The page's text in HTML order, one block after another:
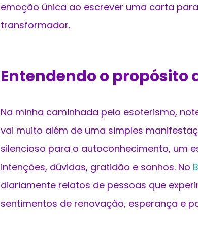
emoção única ao escrever uma carta
transformador.
Entendendo o propósito
Na minha caminhada pelo esoterismo,
vai muito além de uma simples
silencioso para o autoconhecimento, um
intenções, dúvidas, gratidão e sonhos. No
diariamente relatos de pessoas que
sentimentos de renovação, esperança e